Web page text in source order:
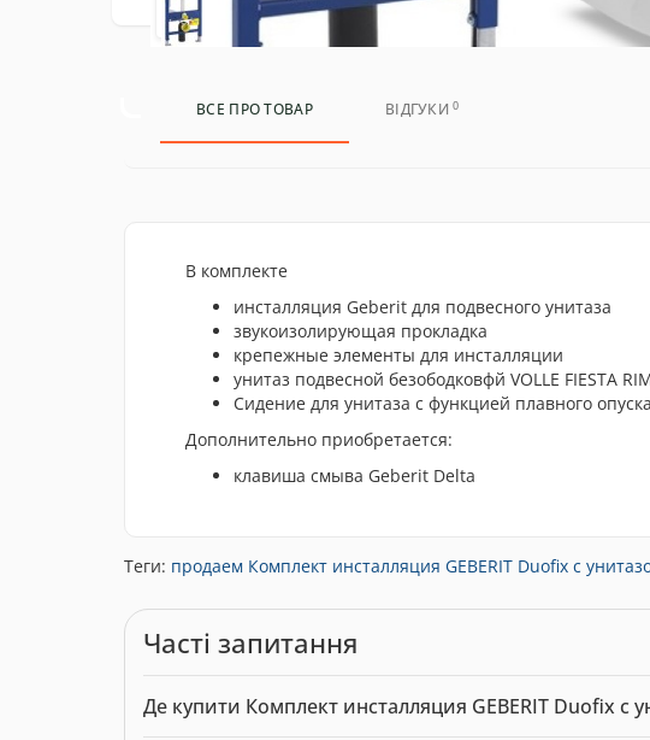
ВСЕ ПРО ТОВАР ВІДГУКИ0
В комплекте
инсталляция Geberit для подвесного унитаза
звукоизолирующая прокладка
крепежные элементы для инсталляции
унитаз подвесной безободковфй VOLLE FIESTA
Сидение для унитаза с функцией плавного
Дополнительно приобретается:
клавиша смыва Geberit Delta
Теги: продаем Комплект инсталляция GEBERIT Duofix с
Часті запитання
Де купити Комплект инсталляция GEBERIT Duofix с